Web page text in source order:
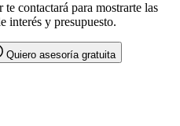
contactará para mostrarte las
interés y presupuesto.
Quiero asesoría gratuita